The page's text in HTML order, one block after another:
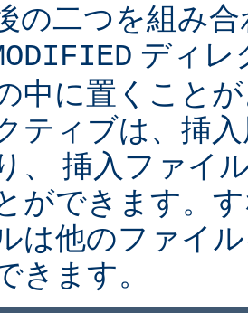
の二つを組み
ディレ
中に置くこと
ティブは、挿
、 挿入ファイ
ができます。
は他のファイ
きます。